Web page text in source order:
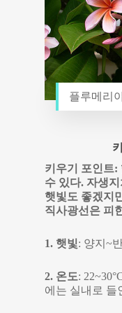
플루메리
키우기 포인트:
수 있다. 자생
햇빛도 좋겠지
직사광선은 피
1. 햇빛: 양지~
2. 온도:
에는 실내로 들